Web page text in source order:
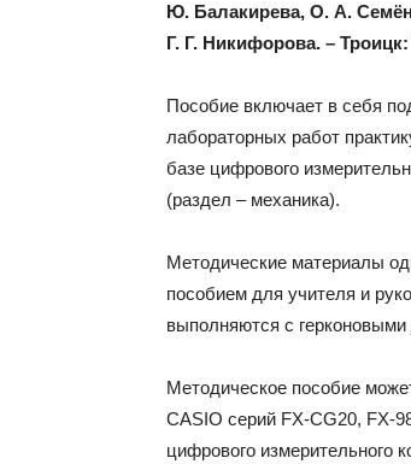
Ю. Балакирева, О. А.
Г. Г. Никифорова. – Троицк:
Пособие включает в себя
ла­бораторных работ
базе цифрового
(раздел – механика).
Методические материалы
пособием для учителя и
выполняются с
Методическое пособие
CASIO серий FX-CG20, FX-
цифрового измерительного